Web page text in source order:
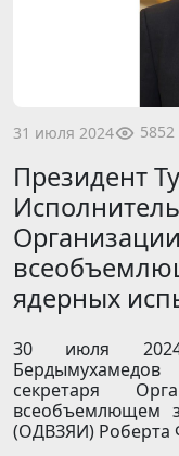
31 июля 2024 5852
Президент
ядерных
30 июля
секретаря
всеобъемлющем
(ОДВЗЯИ) Роберта